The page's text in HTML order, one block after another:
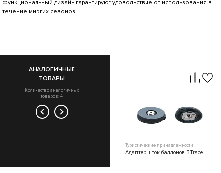
функциональный дизайн гарантируют удовольствие от использования в
течение многих сезонов.
АНАЛОГИЧНЫЕ
ТОВАРЫ
Количество аналогичных
товаров: 4
Туристические принадлежности
Адаптер шток баллонов BTrace